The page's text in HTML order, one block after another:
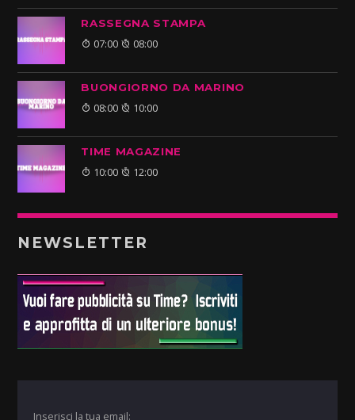
RASSEGNA STAMPA
07:00 08:00
BUONGIORNO DA MARINO
08:00 10:00
TIME MAGAZINE
10:00 12:00
NEWSLETTER
Inserisci la tua email: